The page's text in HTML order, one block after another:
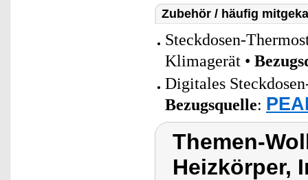
Zubehör / häufig
Steckdosen-
Klimagerät •
Digitales
Bezugsquelle:
Themen-
Heizkörper,